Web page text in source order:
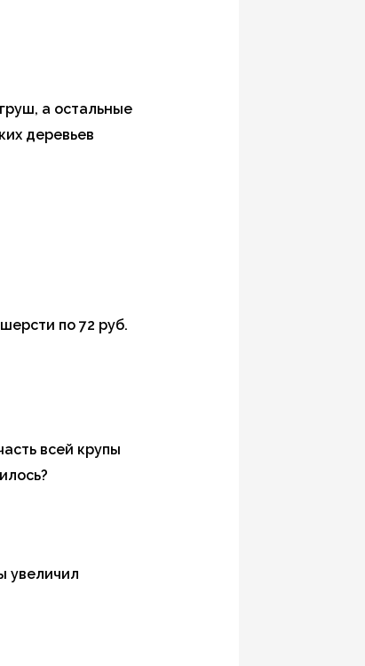
а остальные
деревьев
по 72 руб.
всей крупы
увеличил